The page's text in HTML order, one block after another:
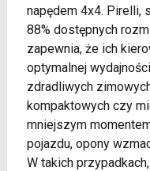
napędem 4x4. Pirelli,
88% dostępnych
zapewnia, że ich
optymalnej
zdradliwych
kompaktowych czy
mniejszym
pojazdu, opony
W takich